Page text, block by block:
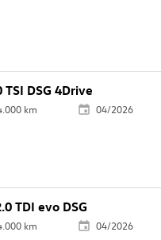
TSI DSG 4Drive
km
04/2026
TDI evo DSG
km
04/2026